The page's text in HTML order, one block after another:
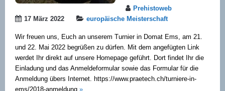
Prehistoweb
17 März 2022
europäische Meisterschaft
Wir freuen uns, Euch an unserem Turnier in Domat Ems, am 21.
und 22. Mai 2022 begrüßen zu dürfen. Mit dem angefügten Link
werdet Ihr direkt auf unsere Homepage geführt. Dort findet Ihr die
Einladung und das Anmeldeformular sowie das Formular für die
Anmeldung übers Internet. https://www.praetech.ch/turniere-in-
ems/2018-anmeldung »